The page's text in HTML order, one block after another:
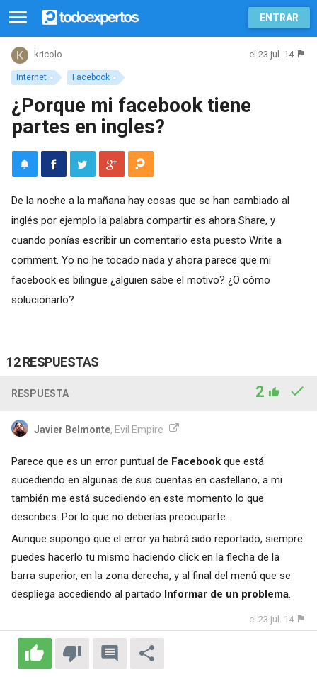
ENTRAR
Internet Facebook
kricolo el 23 jul. 14
¿Porque mi facebook tiene
partes en ingles?
De la noche a la mañana hay cosas que se han cambiado al
inglés por ejemplo la palabra compartir es ahora Share, y
cuando ponías escribir un comentario esta puesto Write a
comment. Yo no he tocado nada y ahora parece que mi
facebook es bilingüe ¿alguien sabe el motivo? ¿O cómo
solucionarlo?
12 RESPUESTAS
RESPUESTA 2
Javier Belmonte, Evil Empire
Parece que es un error puntual de Facebookque está
sucediendo en algunas de sus cuentas en castellano, a mi
también me está sucediendo en este momento lo que
describes. Por lo que no deberías preocuparte.
Aunque supongo que el error ya habrá sido reportado, siempre
puedes hacerlo tu mismo haciendo click en la flecha de la
barra superior, en la zona derecha, y al final del menú que se
despliega accediendo al partado Informar de un problema.
el 23 jul. 14